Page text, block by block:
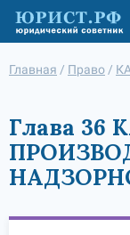
Главная / Право /
Глава 36